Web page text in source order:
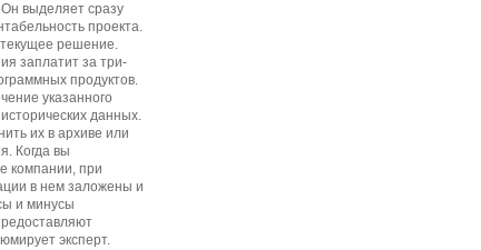
выделяет сразу
проекта.
решение.
заплатит за три-
продуктов.
указанного
данных.
их в архиве или
Когда вы
компании, при
в нем заложены и
и минусы
эксперт.